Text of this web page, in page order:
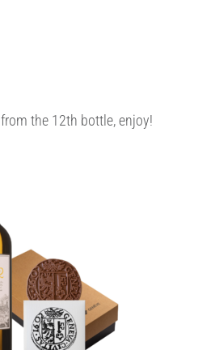
from the 12th bottle, enjoy!